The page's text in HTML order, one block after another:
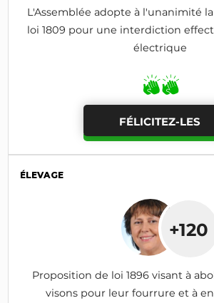
L'Assemblée adopte à l'unanimité
loi 1809 pour une interdiction
électrique
FÉLICITEZ-LES
ÉLEVAGE
+120
Proposition de loi 1896 visant à
visons pour leur fourrure et à